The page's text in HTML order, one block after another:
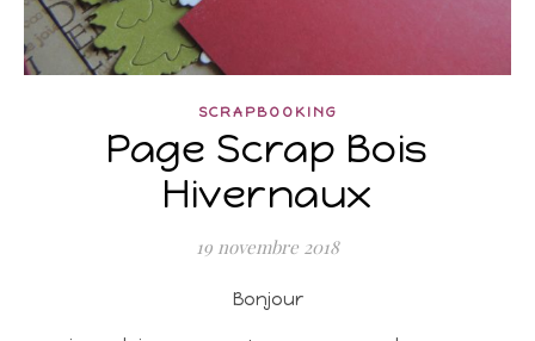
SCRAPBOOKING
Page Scrap Bois
Hivernaux
19 novembre 2018
Bonjour